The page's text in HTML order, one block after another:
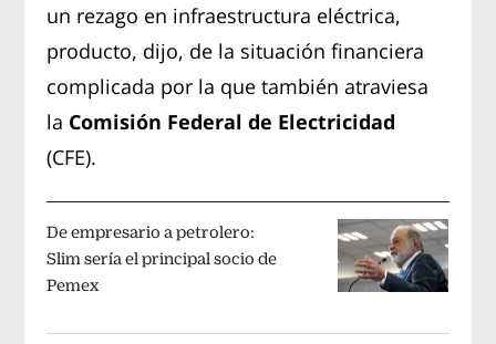
un rezago en infraestructura eléctrica,
producto, dijo, de la situación financiera
complicada por la que también atraviesa
la Comisión Federal de Electricidad
(CFE).
De empresario a petrolero:
Slim sería el principal socio de
Pemex